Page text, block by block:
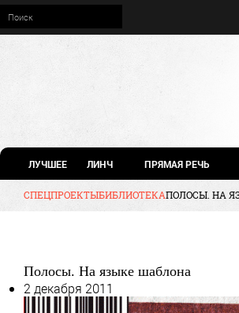
ЛУЧШЕЕ ЛИНЧ ПРЯМАЯ РЕЧЬ
СПЕЦПРОЕКТЫБИБЛИОТЕКАПОЛОСЫ. НА
Полосы. На языке шаблона
2 декабря 2011